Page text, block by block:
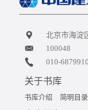
北京市海淀
100048
010-
关于书库
书库介绍 简明目录